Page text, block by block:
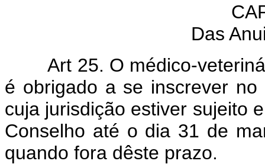
Das A
Art 25. O médico-
é obrigado a se inscrever
cuja jurisdição estiver sujeito
Conselho até o dia 31 de
quando fora dêste prazo.